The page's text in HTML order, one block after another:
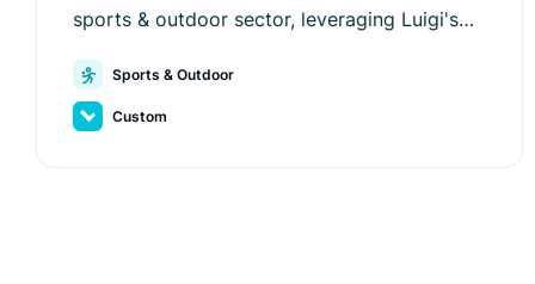
sports & outdoor sector, leveraging Luigi's
sales growth.
Sports & Outdoor
Custom